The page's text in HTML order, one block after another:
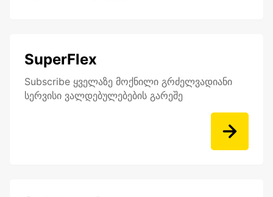
SuperFlex
Subscribe ყველაზე მოქნილი გრძელვადიანი
სერვისი ვალდებულებების გარეშე